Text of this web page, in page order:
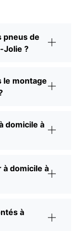
pneus de
Jolie ?
le montage
domicile à
domicile à
à